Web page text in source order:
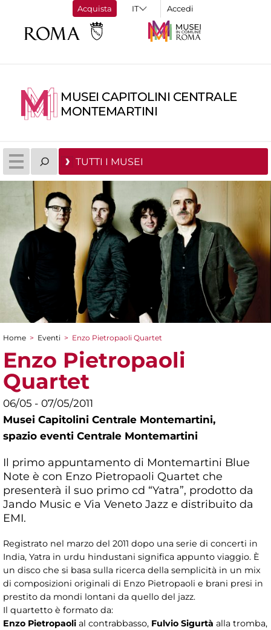
Acquista Accedi
MUSEI CAPITOLINI CENTRALE
MONTEMARTINI
TUTTI I MUSEI
Tu sei qui
Home > Eventi > Enzo Pietropaoli Quartet
Enzo Pietropaoli
Quartet
06/05 - 07/05/2011
Musei Capitolini Centrale Montemartini,
spazio eventi Centrale Montemartini
Il primo appuntamento di Montemartini Blue
Note è con Enzo Pietropaoli Quartet che
presenterà il suo primo cd “Yatra”, prodotto da
Jando Music e Via Veneto Jazz e distribuito da
EMI.
Registrato nel marzo del 2011 dopo una serie di concerti in
India, Yatra in urdu hindustani significa appunto viaggio. È
un disco che si basa sulla ricerca della semplicità in un mix
di composizioni originali di Enzo Pietropaoli e brani presi in
prestito da mondi lontani da quello del jazz.
Il quartetto è formato da:
Enzo Pietropaoli al contrabbasso, Fulvio Sigurtà alla tromba,